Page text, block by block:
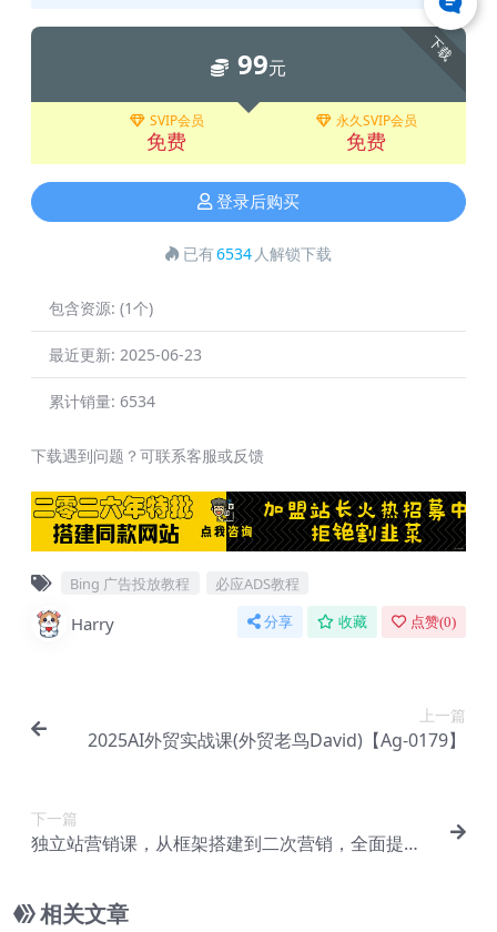
下载
99元
SVIP会员
免费
永久SVIP会员
免费
登录后购买
已有6534 人解锁下载
包含资源: (1个)
最近更新: 2025-06-23
累计销量: 6534
下载遇到问题？可联系客服或反馈
Bing 广告投放教程 必应ADS教程
Harry 分享 收藏 点赞(0)
上一篇
2025AI外贸实战课(外贸老鸟David)【Ag-0179】
下一篇
独立站营销课，从框架搭建到二次营销，全面提升
相关文章